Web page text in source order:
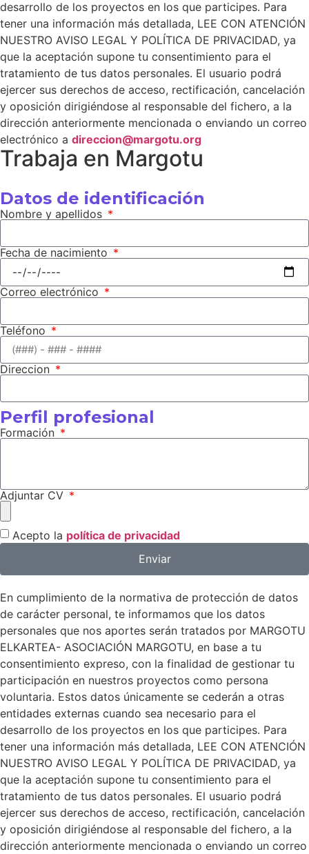
desarrollo de los proyectos en los que participes. Para
tener una información más detallada, LEE CON ATENCIÓN
NUESTRO AVISO LEGAL Y POLÍTICA DE PRIVACIDAD, ya
que la aceptación supone tu consentimiento para el
tratamiento de tus datos personales. El usuario podrá
ejercer sus derechos de acceso, rectificación, cancelación
y oposición dirigiéndose al responsable del fichero, a la
dirección anteriormente mencionada o enviando un correo
electrónico a direccion@margotu.org
Trabaja en Margotu
Datos de identificación
Nombre y apellidos
Fecha de nacimiento
Correo electrónico
Teléfono
Direccion
Perfil profesional
Formación
Adjuntar CV
Acepto la política de privacidad
Enviar
En cumplimiento de la normativa de protección de datos
de carácter personal, te informamos que los datos
personales que nos aportes serán tratados por MARGOTU
ELKARTEA- ASOCIACIÓN MARGOTU, en base a tu
consentimiento expreso, con la finalidad de gestionar tu
participación en nuestros proyectos como persona
voluntaria. Estos datos únicamente se cederán a otras
entidades externas cuando sea necesario para el
desarrollo de los proyectos en los que participes. Para
tener una información más detallada, LEE CON ATENCIÓN
NUESTRO AVISO LEGAL Y POLÍTICA DE PRIVACIDAD, ya
que la aceptación supone tu consentimiento para el
tratamiento de tus datos personales. El usuario podrá
ejercer sus derechos de acceso, rectificación, cancelación
y oposición dirigiéndose al responsable del fichero, a la
dirección anteriormente mencionada o enviando un correo